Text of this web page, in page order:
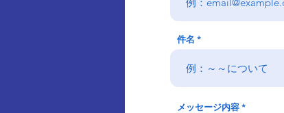
件名
メッセージ内容